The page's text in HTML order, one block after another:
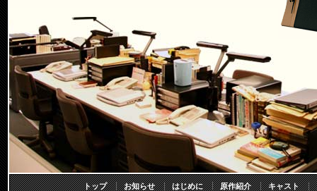
トップ お知らせ はじめに 原作紹介 キャスト